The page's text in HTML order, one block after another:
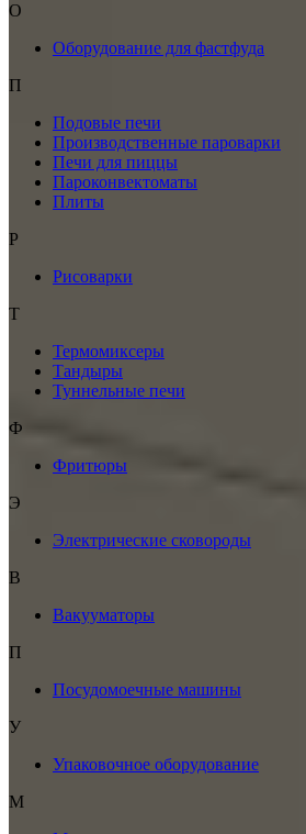
О
Оборудование для фастфуда
П
Подовые печи
Производственные пароварки
Печи для пиццы
Пароконвектоматы
Плиты
Р
Рисоварки
Т
Термомиксеры
Тандыры
Туннельные печи
Ф
Фритюры
Э
Электрические сковороды
В
Вакууматоры
П
Посудомоечные машины
У
Упаковочное оборудование
М